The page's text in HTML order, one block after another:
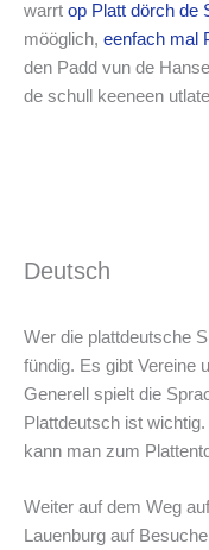
warrt op Platt dörch de
mööglich, eenfach mal
den Padd vun de
de schull keeneen
Deutsch
Wer die plattdeutsche
fündig. Es gibt Vereine
Generell spielt die
Plattdeutsch ist
kann man zum
Weiter auf dem Weg
Lauenburg auf